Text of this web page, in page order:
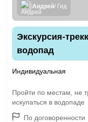
Андрей/ Гид
Экскурсия-
водопад
Индивидуальная
Пройти по местам, не
искупаться в водопаде
По договоренности